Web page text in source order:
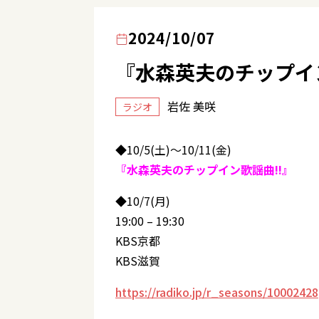
2024/10/07
『水森英夫のチップ
ラジオ 岩佐 美咲
◆10/5(土)～10/11(金)
『水森英夫のチップイン歌謡曲!!』
◆10/7(月)
19:00 – 19:30
KBS京都
KBS滋賀
https://radiko.jp/r_seasons/10002428